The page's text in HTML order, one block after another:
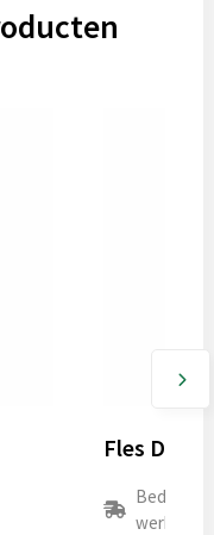
Fles
Bedrukte